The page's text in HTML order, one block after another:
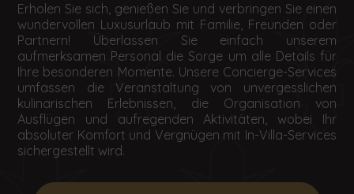
Erholen Sie sich, genießen Sie und verbringen Sie einen
wundervollen Luxusurlaub mit Familie, Freunden oder
Partnern! Überlassen Sie einfach unserem
aufmerksamen Personal die Sorge um alle Details für
Ihre besonderen Momente. Unsere Concierge-Services
umfassen die Veranstaltung von unvergesslichen
kulinarischen Erlebnissen, die Organisation von
Ausflügen und aufregenden Aktivitäten, wobei Ihr
absoluter Komfort und Vergnügen mit In-Villa-Services
sichergestellt wird.